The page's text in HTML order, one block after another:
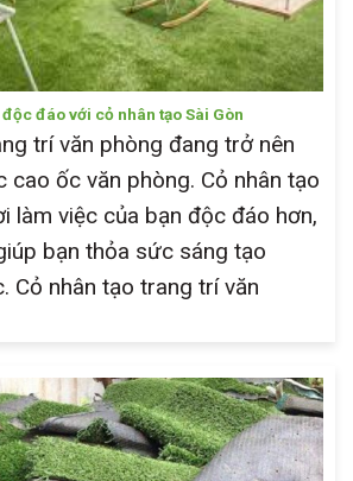
đáo với cỏ nhân tạo Sài Gòn
trí văn phòng đang trở nên
cao ốc văn phòng. Cỏ nhân tạo
làm việc của bạn độc đáo hơn,
bạn thỏa sức sáng tạo
Cỏ nhân tạo trang trí văn